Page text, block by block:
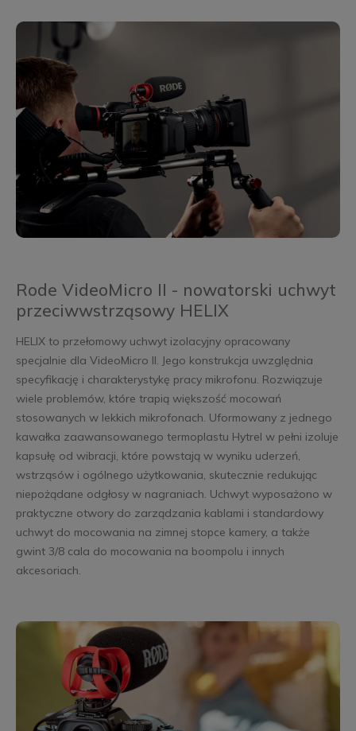
Rode VideoMicro II - nowatorski uchwyt
przeciwwstrząsowy HELIX
HELIX to przełomowy uchwyt izolacyjny opracowany
specjalnie dla VideoMicro II. Jego konstrukcja uwzględnia
specyfikację i charakterystykę pracy mikrofonu. Rozwiązuje
wiele problemów, które trapią większość mocowań
stosowanych w lekkich mikrofonach. Uformowany z jednego
kawałka zaawansowanego termoplastu Hytrel w pełni izoluje
kapsułę od wibracji, które powstają w wyniku uderzeń,
wstrząsów i ogólnego użytkowania, skutecznie redukując
niepożądane odgłosy w nagraniach. Uchwyt wyposażono w
praktyczne otwory do zarządzania kablami i standardowy
uchwyt do mocowania na zimnej stopce kamery, a także
gwint 3/8 cala do mocowania na boompolu i innych
akcesoriach.